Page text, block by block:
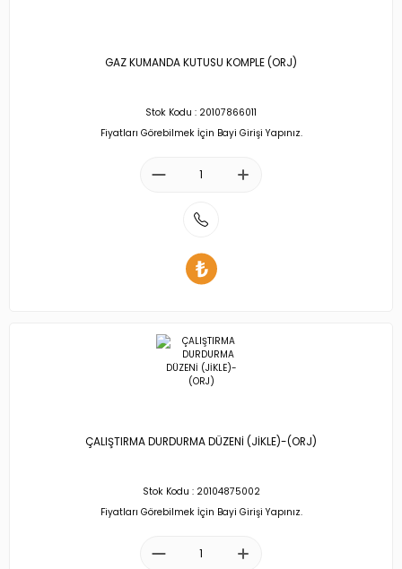
GAZ KUMANDA KUTUSU KOMPLE (ORJ)
Stok Kodu : 20107866011
Fiyatları Görebilmek İçin Bayi Girişi Yapınız.
ÇALIŞTIRMA DURDURMA DÜZENİ (JİKLE)-(ORJ)
Stok Kodu : 20104875002
Fiyatları Görebilmek İçin Bayi Girişi Yapınız.